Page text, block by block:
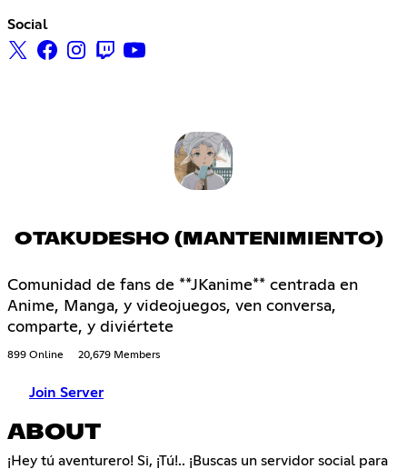
Social
OTAKUDESHO (MANTENIMIENTO)
Comunidad de fans de **JKanime** centrada en
Anime, Manga, y videojuegos, ven conversa,
comparte, y diviértete
899 Online 20,679 Members
Join Server
ABOUT
¡Hey tú aventurero! Si, ¡Tú!.. ¡Buscas un servidor social para